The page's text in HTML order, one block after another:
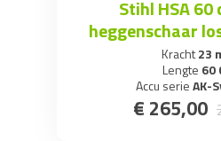
Stihl HSA 60
heggenschaar
Kracht23
Lengte 60
Accu serieAK-
€ 265,00